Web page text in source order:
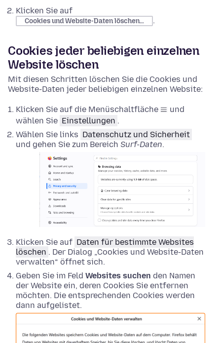
Klicken Sie auf
Cookies und Website-Daten löschen… .
Cookies jeder beliebigen einzelnen
Website löschen
Mit diesen Schritten löschen Sie die Cookies und
Website-Daten jeder beliebigen einzelnen Website:
Klicken Sie auf die Menüschaltfläche
und
wählen Sie Einstellungen .
Wählen Sie links Datenschutz und Sicherheit
und gehen Sie zum Bereich Surf-Daten.
Klicken Sie auf Daten für bestimmte Websites
löschen . Der Dialog „Cookies und Website-Daten
verwalten“ öffnet sich.
Geben Sie im Feld Websites suchen den Namen
der Website ein, deren Cookies Sie entfernen
möchten. Die entsprechenden Cookies werden
dann aufgelistet.